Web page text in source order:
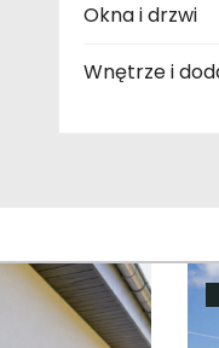
Okna i drzwi
Wnętrze i